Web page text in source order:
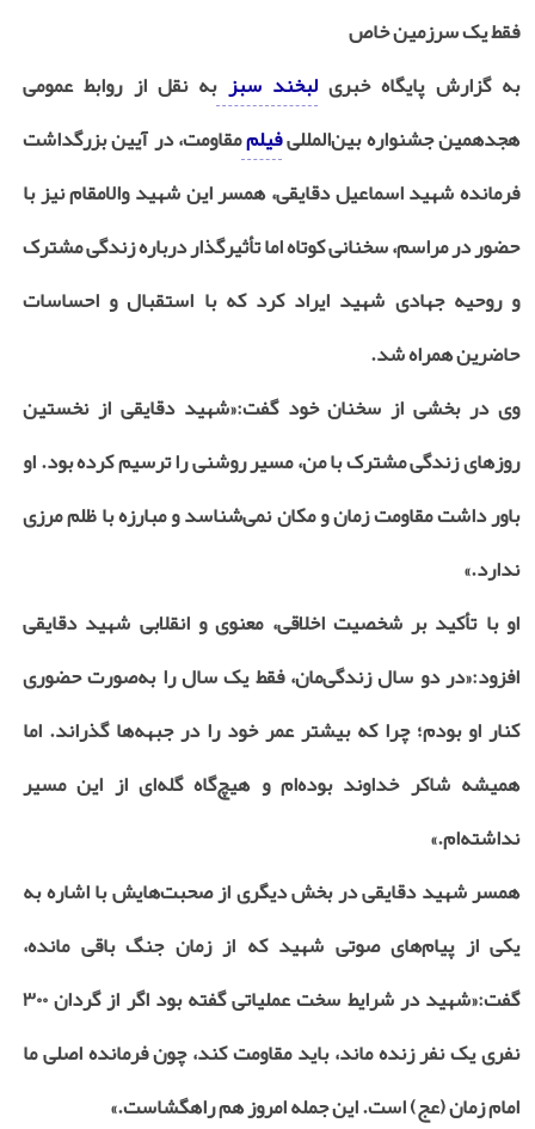
فقط یک سرزمین خاص
به گزارش پایگاه خبریلبخند سبزبه نقل از روابط عمومی
هجدهمین جشنواره بین‌المللیفیلممقاومت، در آیین بزرگداشت
فرمانده شهید اسماعیل دقایقی، همسر این شهید والامقام نیز با
حضور در مراسم، سخنانی کوتاه اما تأثیرگذار درباره زندگی مشترک
و روحیه جهادی شهید ایراد کرد که با استقبال و احساسات
حاضرین همراه شد.
وی در بخشی از سخنان خود گفت:«شهید دقایقی از نخستین
روزهای زندگی مشترک با من، مسیر روشنی را ترسیم کرده بود. او
باور داشت مقاومت زمان و مکان نمی‌شناسد و مبارزه با ظلم مرزی
ندارد.»
او با تأکید بر شخصیت اخلاقی، معنوی و انقلابی شهید دقایقی
افزود:«در دو سال زندگی‌مان، فقط یک سال را به‌صورت حضوری
کنار او بودم؛ چرا که بیشتر عمر خود را در جبهه‌ها گذراند. اما
همیشه شاکر خداوند بوده‌ام و هیچ‌گاه گله‌ای از این مسیر
نداشته‌ام.»
همسر شهید دقایقی در بخش دیگری از صحبت‌هایش با اشاره به
یکی از پیام‌های صوتی شهید که از زمان جنگ باقی مانده،
گفت:«شهید در شرایط سخت عملیاتی گفته بود اگر از گردان ۳۰۰
نفری یک نفر زنده ماند، باید مقاومت کند، چون فرمانده اصلی ما
امام زمان (عج) است. این جمله امروز هم راهگشاست.»